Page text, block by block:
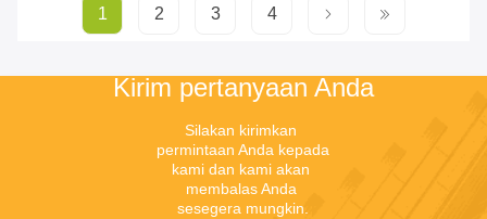
1 2 3 4
Kirim pertanyaan Anda
Silakan kirimkan
permintaan Anda kepada
kami dan kami akan
membalas Anda
sesegera mungkin.